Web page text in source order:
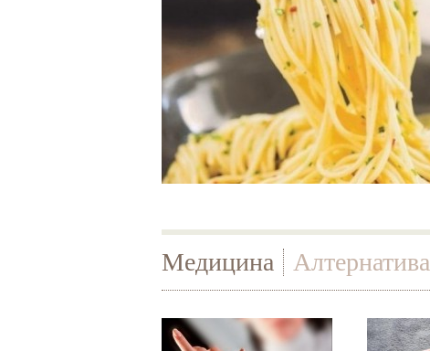
Медицина Алтернатива